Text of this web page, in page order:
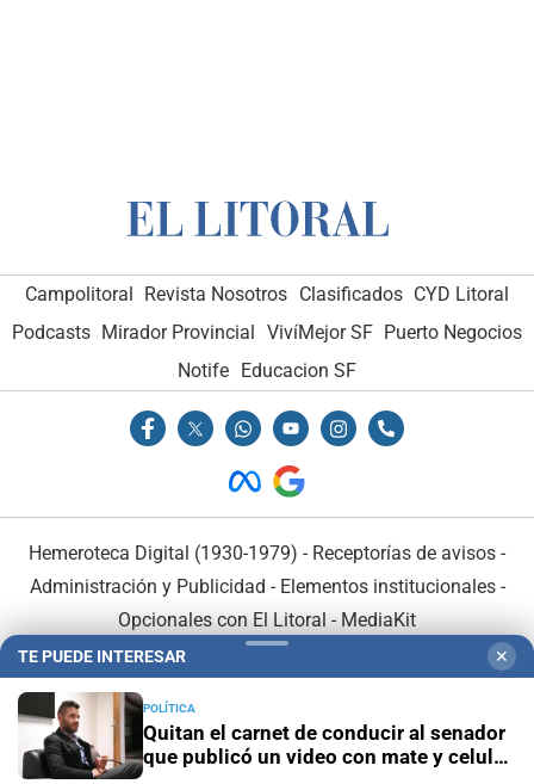
Campolitoral Revista Nosotros Clasificados CYD Litoral
Podcasts Mirador Provincial VivíMejor SF Puerto Negocios
Notife Educacion SF
Hemeroteca Digital (1930-1979) - Receptorías de avisos -
Administración y Publicidad - Elementos institucionales-
Opcionales con El Litoral - MediaKit
TE PUEDE INTERESAR ✕
POLÍTICA
Quitan el carnet de conducir al senador
que publicó un video con mate y celular